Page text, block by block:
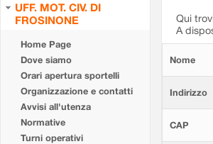
UFF. MOT. CIV. DI
FROSINONE
Home Page
Dove siamo
Orari apertura sportelli
Organizzazione e contatti
Avvisi all'utenza
Normative
Turni operativi
Qui
A
Nome
Indirizzo
CAP